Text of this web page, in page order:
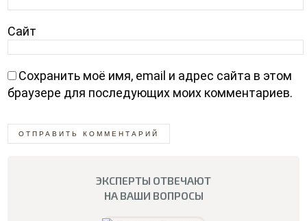
Сайт
Сохранить моё имя, email и адрес сайта в этом
браузере для последующих моих комментариев.
ЭКСПЕРТЫ ОТВЕЧАЮТ
НА ВАШИ ВОПРОСЫ